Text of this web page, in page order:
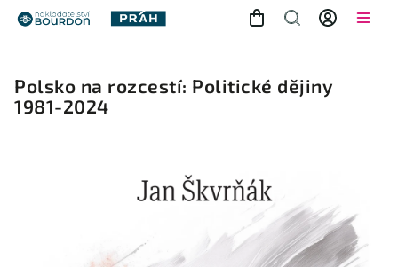
Polsko na rozcestí: Politické dějiny
1981-2024